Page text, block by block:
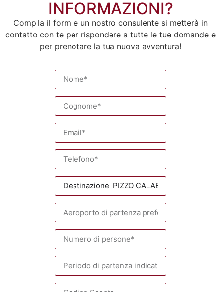
INFORMAZIONI?
Compila il form e un nostro consulente si metterà in
contatto con te per rispondere a tutte le tue domande e
per prenotare la tua nuova avventura!